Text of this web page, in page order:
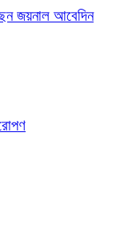
জয়নাল আবেদিন